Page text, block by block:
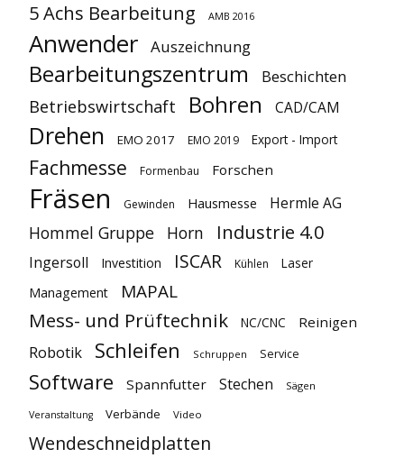
5 Achs Bearbeitung AMB 2016
Anwender Auszeichnung
Bearbeitungszentrum Beschichten
Betriebswirtschaft Bohren CAD/CAM
Drehen EMO 2017 EMO 2019 Export - Import
Fachmesse Formenbau Forschen
Fräsen Gewinden Hausmesse Hermle AG
Hommel Gruppe Horn Industrie 4.0
Ingersoll Investition ISCAR Kühlen
Laser
Management
MAPAL
Mess- und Prüftechnik NC/CNC Reinigen
Robotik Schleifen Schruppen Service
Software Spannfutter Stechen Sägen
Veranstaltung Verbände Video
Wendeschneidplatten